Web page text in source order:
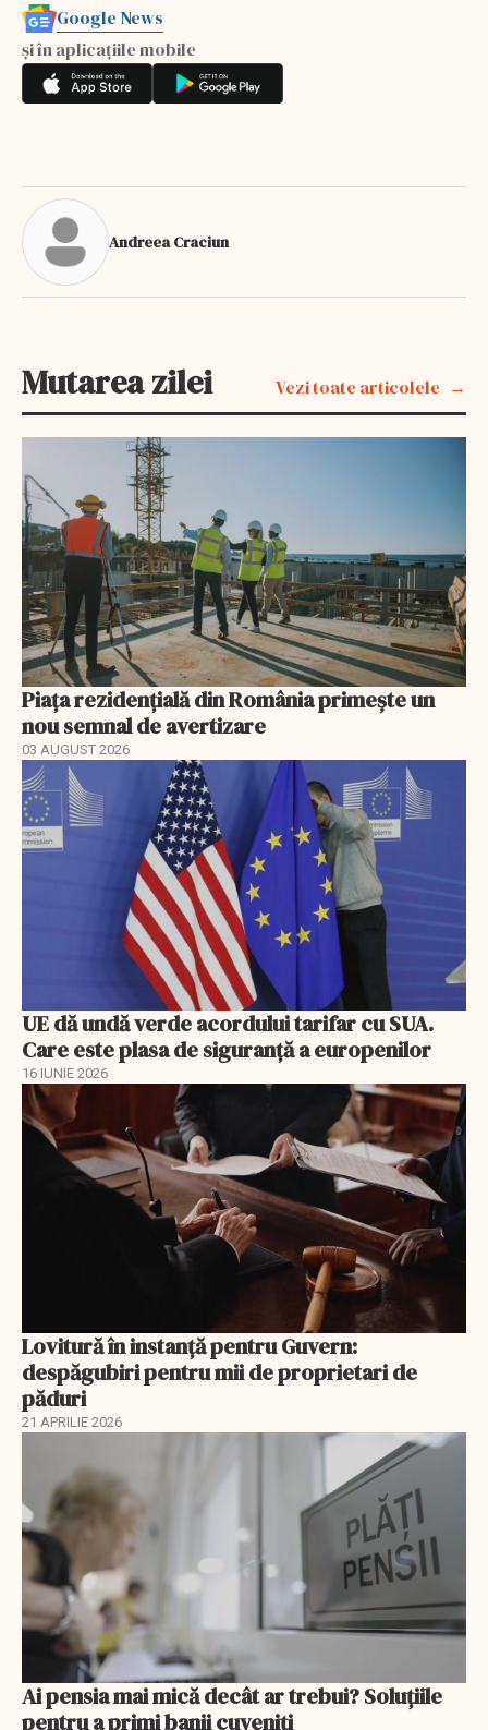
Google News
și în aplicațiile mobile
Andreea Craciun
Mutarea zilei Vezi toate articolele
Piața rezidențială din România primește un
nou semnal de avertizare
03 AUGUST 2026
UE dă undă verde acordului tarifar cu SUA.
Care este plasa de siguranță a europenilor
16 IUNIE 2026
Lovitură în instanță pentru Guvern:
despăgubiri pentru mii de proprietari de
păduri
21 APRILIE 2026
Ai pensia mai mică decât ar trebui? Soluţiile
pentru a primi banii cuveniţi